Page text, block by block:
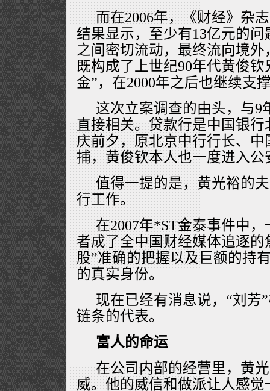
而在2006年，《财经》杂
结果显示，至少有13亿元的
之间密切流动，最终流向境
既构成了上世纪90年代黄俊
金”，在2000年之后也继续支
这次立案调查的由头，与9
直接相关。贷款行是中国银
庆前夕，原北京中行行长、
捕，黄俊钦本人也一度进入公
值得一提的是，黄光裕的
行工作。
在2007年*ST金泰事件中
者成了全中国财经媒体追逐
股”准确的把握以及巨额的持
的真实身份。
现在已经有消息说，“刘芳
链条的代表。
富人的命运
在公司内部的经营里，黄
威。他的威信和做派让人感